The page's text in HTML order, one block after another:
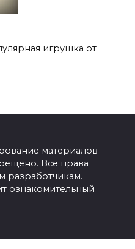
игрушка от
материалов
Все права
разработчикам.
ознакомительный